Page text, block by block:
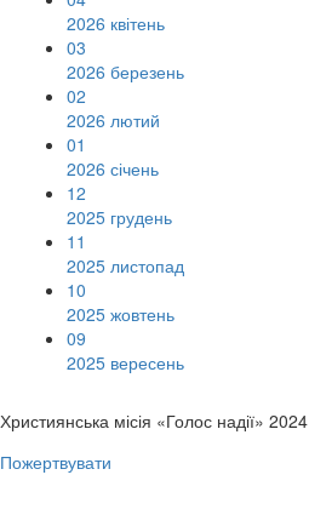
2026 квітень
03
2026 березень
02
2026 лютий
01
2026 січень
12
2025 грудень
11
2025 листопад
10
2025 жовтень
09
2025 вересень
Християнська місія «Голос надії» 2024
Пожертвувати